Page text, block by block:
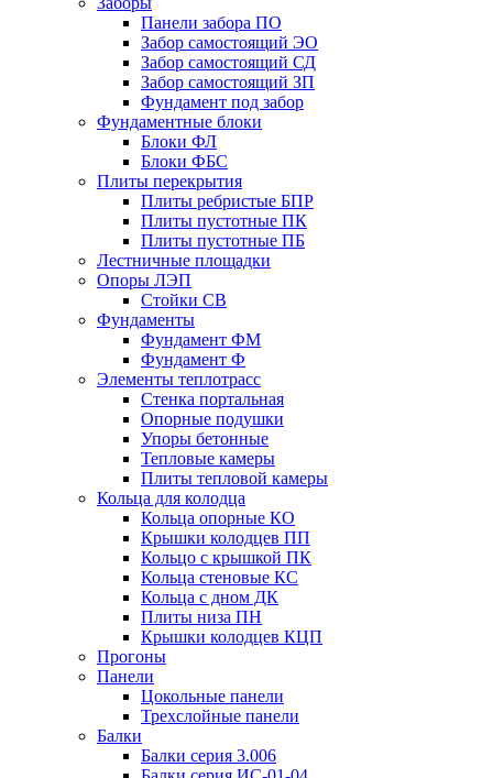
Панели забора ПО
Забор самостоящий ЭО
Забор самостоящий СД
Забор самостоящий ЗП
Фyндамент под забор
Фундаментные блоки
Блоки ФЛ
Блоки ФБС
Плиты перекрытия
Плиты ребристые БПР
Плиты пустотные ПК
Плиты пустотные ПБ
Лестничные площадки
Опоры ЛЭП
Стойки СВ
Фундаменты
Фyндамент ФМ
Фyндамент Ф
Элементы теплотрасс
Стенка портальная
Опорные подушки
Упоры бетонные
Тепловые камеры
Плиты тепловой камеры
Кольца для колодца
Кольца опорные КО
Крышки колодцев ПП
Кольцо с крышкой ПК
Кольца стеновые КС
Кольца с дном ДК
Плиты низа ПН
Крышки колодцев КЦП
Прогоны
Панели
Цокольные панели
Трехслойные панели
Балки
Балки серия 3.006